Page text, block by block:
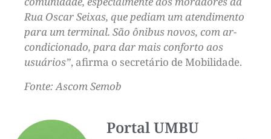
Rua Oscar Seixas, que pediam um atendimento
para um terminal. São ônibus novos, com ar-
condicionado, para dar mais conforto aos
usuários”, afirma o secretário de Mobilidade.
Fonte: Ascom Semob
Portal UMBU